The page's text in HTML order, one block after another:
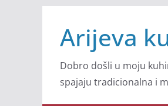
content
Arijeva
Dobro došli u moju
spajaju tradicionalna i